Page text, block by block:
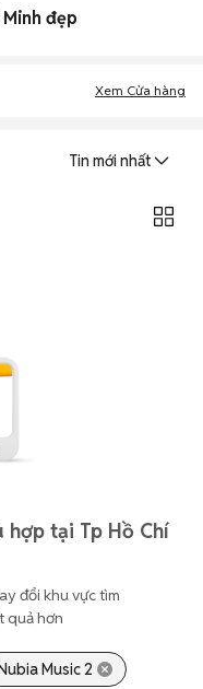
đẹp
Xem Cửa hàng
Tin mới nhất
tại Tp Hồ Chí
đổi khu vực tìm
quả hơn
Music 2